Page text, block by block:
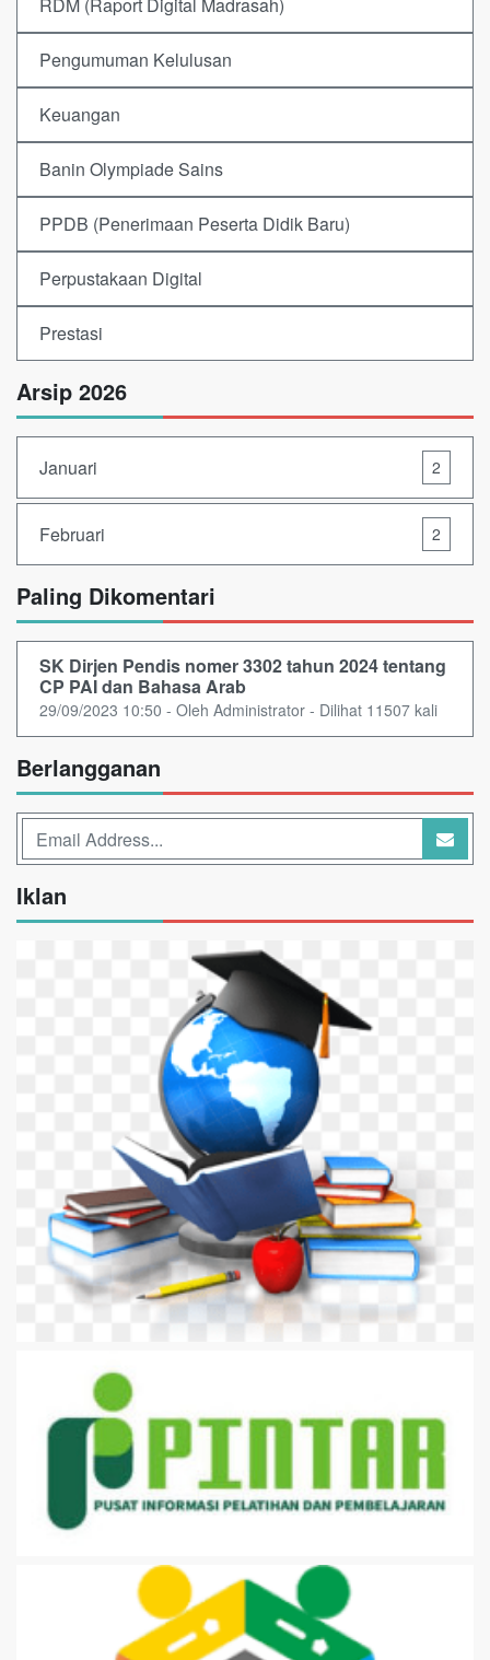
RDM (Raport Digital Madrasah)
Pengumuman Kelulusan
Keuangan
Banin Olympiade Sains
PPDB (Penerimaan Peserta Didik Baru)
Perpustakaan Digital
Prestasi
Arsip 2026
Januari 2
Februari 2
Paling Dikomentari
SK Dirjen Pendis nomer 3302 tahun 2024 tentang
CP PAI dan Bahasa Arab
29/09/2023 10:50 - Oleh Administrator - Dilihat 11507 kali
Berlangganan
Iklan